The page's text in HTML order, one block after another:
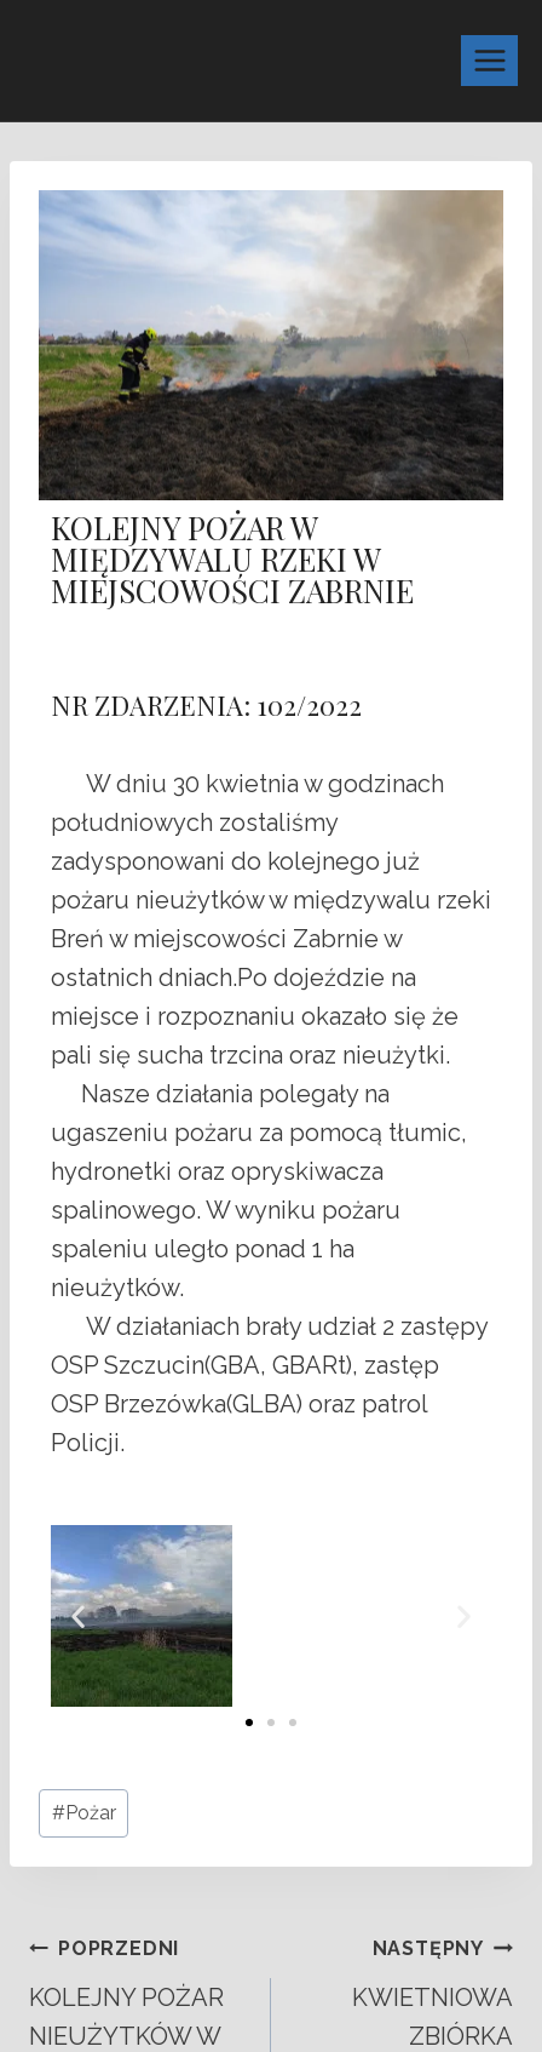
KOLEJNY POŻAR W
MIĘDZYWALU RZEKI W
MIEJSCOWOŚCI ZABRNIE
NR ZDARZENIA: 102/2022
W dniu 30 kwietnia w godzinach
południowych zostaliśmy
zadysponowani do kolejnego już
pożaru nieużytków w międzywalu rzeki
Breń w miejscowości Zabrnie w
ostatnich dniach.Po dojeździe na
miejsce i rozpoznaniu okazało się że
pali się sucha trzcina oraz nieużytki.
Nasze działania polegały na
ugaszeniu pożaru za pomocą tłumic,
hydronetki oraz opryskiwacza
spalinowego. W wyniku pożaru
spaleniu uległo ponad 1 ha
nieużytków.
W działaniach brały udział 2 zastępy
OSP Szczucin(GBA, GBARt), zastęp
OSP Brzezówka(GLBA) oraz patrol
Policji.
#Pożar
POPRZEDNI
KOLEJNY POŻAR
NIEUŻYTKÓW W
NASTĘPNY
KWIETNIOWA
ZBIÓRKA